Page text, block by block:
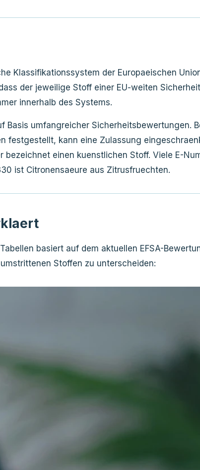
Klassifikationssystem der Europaeischen
der jeweilige Stoff einer EU-weiten
innerhalb des Systems.
Basis umfangreicher Sicherheitsbewertungen.
festgestellt, kann eine Zulassung
bezeichnet einen kuenstlichen Stoff. Viele E-
ist Citronensaeure aus Zitrusfruechten.
basiert auf dem aktuellen EFSA-
Stoffen zu unterscheiden: